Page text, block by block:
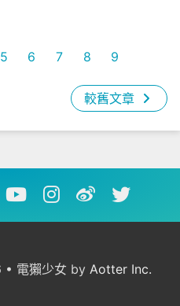
5 6 7 8 9
較舊文章
電獺少女 by Aotter Inc.